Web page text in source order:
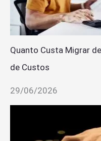
Quanto Custa Migrar
de Custos
29/06/2026